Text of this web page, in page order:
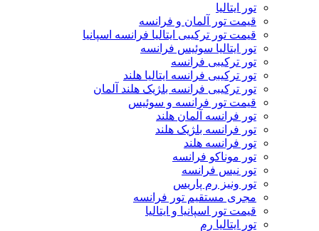
تور ایتالیا
قیمت تور آلمان و فرانسه
قیمت تور ترکیبی ایتالیا فرانسه اسپانیا
تور ایتالیا سوئیس فرانسه
تور ترکیبی فرانسه
تور ترکیبی فرانسه ایتالیا هلند
تور ترکیبی فرانسه بلژیک هلند آلمان
قیمت تور فرانسه و سوئیس
تور فرانسه آلمان هلند
تور فرانسه بلژیک هلند
تور فرانسه هلند
تور موناکو فرانسه
تور نیس فرانسه
تور ونیز رم پاریس
مجری مستقیم تور فرانسه
قیمت تور اسپانیا و ایتالیا
تور ایتالیا رم